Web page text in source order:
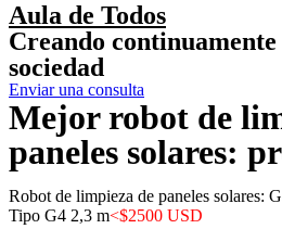
Aula de Todos
Creando
sociedad
Enviar una consulta
Mejor robot de
paneles solares:
Robot de limpieza de paneles solares:
Tipo G4 2,3 m<$2500 USD